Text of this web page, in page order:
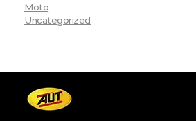
Moto
Uncategorized